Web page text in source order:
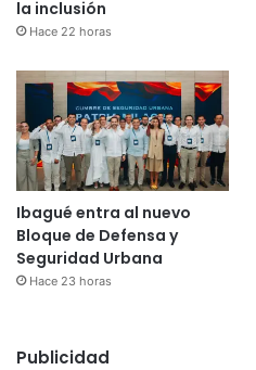
la inclusión
Hace 22 horas
Ibagué entra al nuevo
Bloque de Defensa y
Seguridad Urbana
Hace 23 horas
Publicidad